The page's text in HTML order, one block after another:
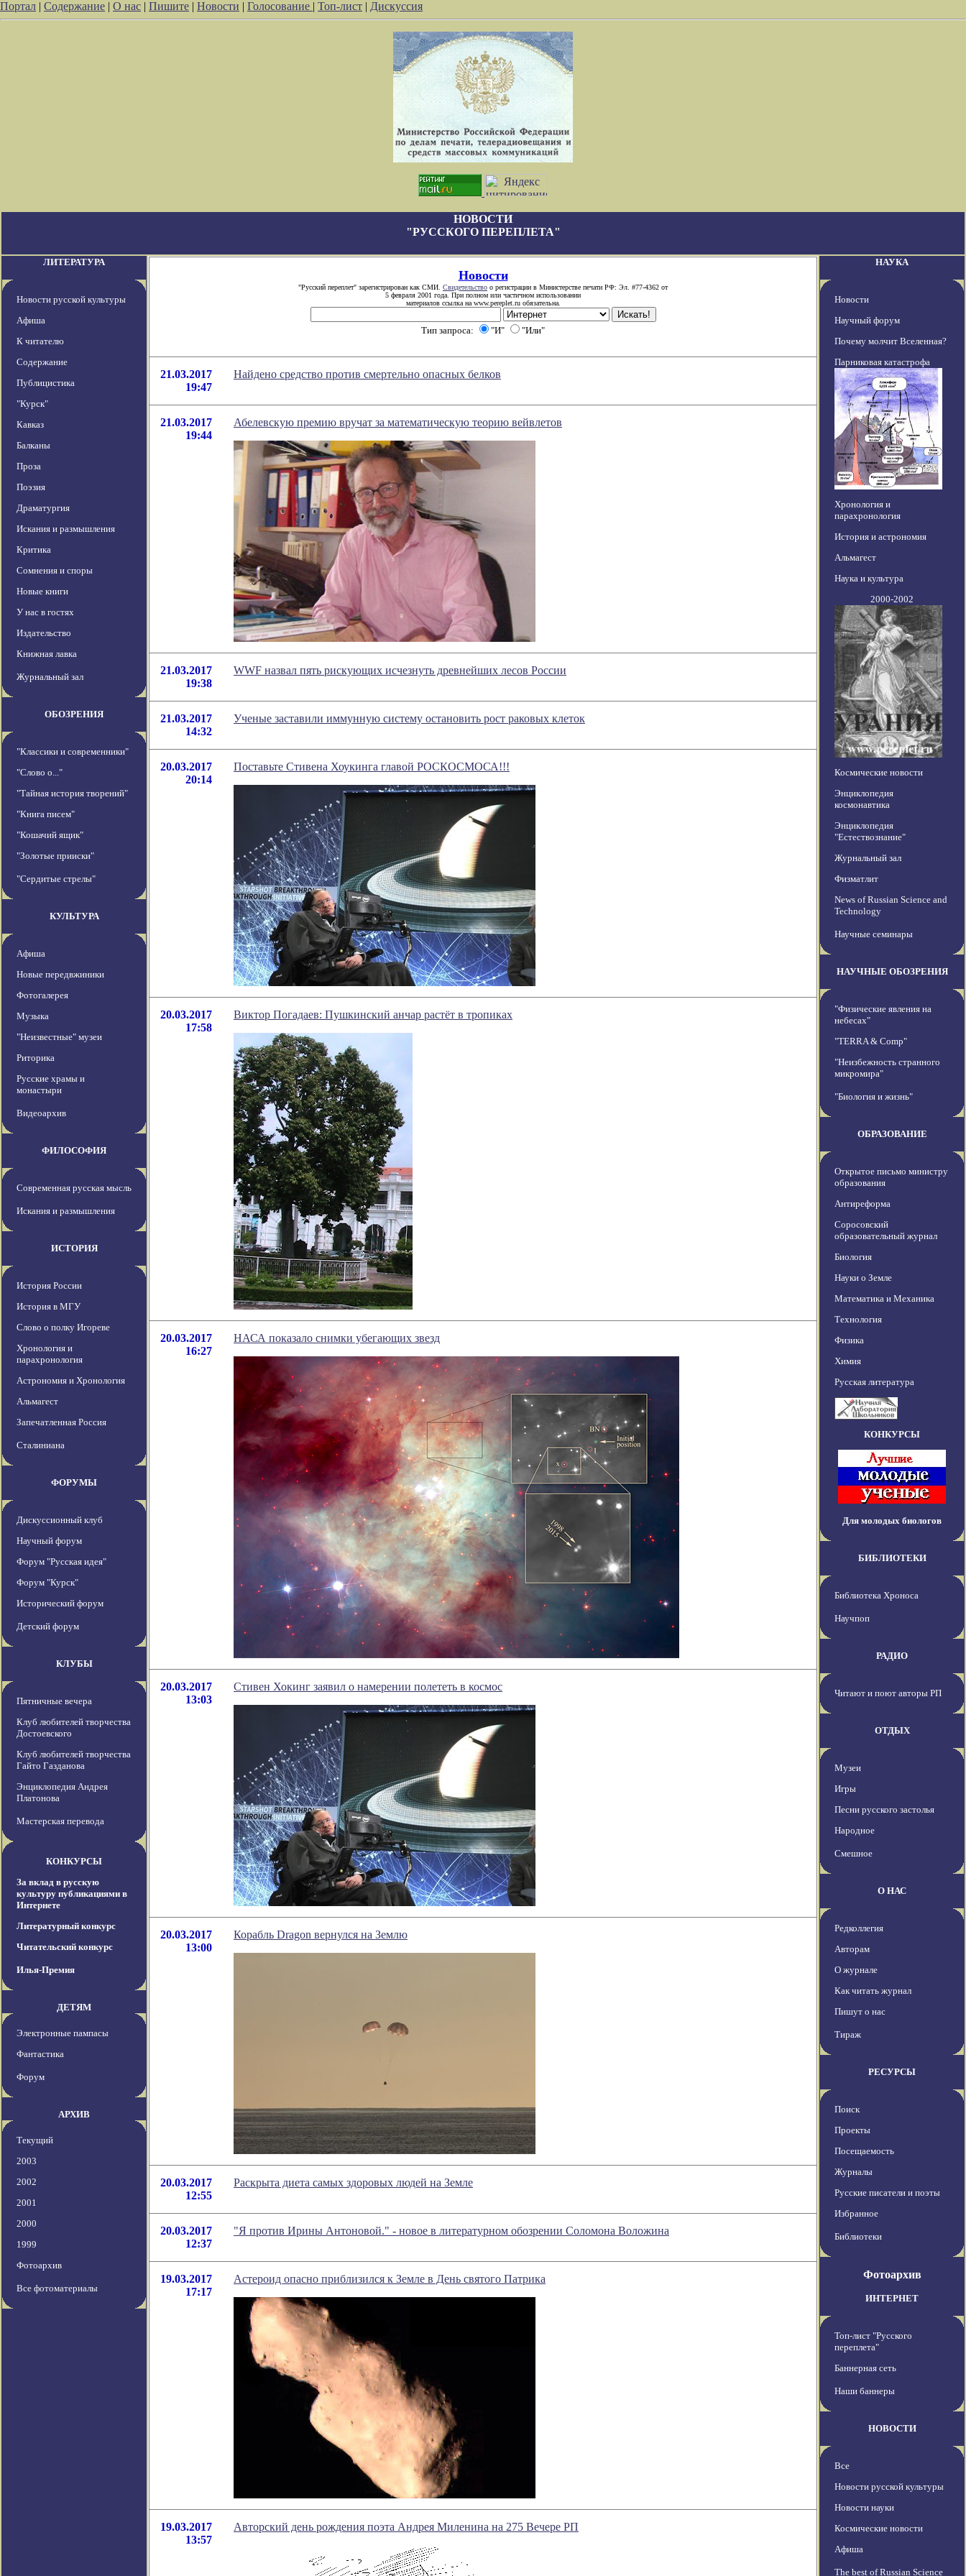
Портал | Содержание | О нас | Пишите | Новости | Голосование | Топ-лист | Дискуссия
НОВОСТИ
"РУССКОГО ПЕРЕПЛЕТА"
ЛИТЕРАТУРА
Новости русской культуры
Афиша
К читателю
Содержание
Публицистика
"Курск"
Кавказ
Балканы
Проза
Поэзия
Драматургия
Искания и размышления
Критика
Сомнения и споры
Новые книги
У нас в гостях
Издательство
Книжная лавка
Журнальный зал
ОБОЗРЕНИЯ
"Классики и современники"
"Слово о..."
"Тайная история творений"
"Книга писем"
"Кошачий ящик"
"Золотые прииски"
"Сердитые стрелы"
КУЛЬТУРА
Афиша
Новые передвжиники
Фотогалерея
Музыка
"Неизвестные" музеи
Риторика
Русские храмы и
монастыри
Видеоархив
ФИЛОСОФИЯ
Современная русская мысль
Искания и размышления
ИСТОРИЯ
История России
История в МГУ
Слово о полку Игореве
Хронология и
парахронология
Астрономия и Хронология
Альмагест
Запечатленная Россия
Сталиниана
ФОРУМЫ
Дискуссионный клуб
Научный форум
Форум "Русская идея"
Форум "Курск"
Исторический форум
Детский форум
КЛУБЫ
Пятничные вечера
Клуб любителей творчества
Достоевского
Клуб любителей творчества
Гайто Газданова
Энциклопедия Андрея
Платонова
Мастерская перевода
КОНКУРСЫ
За вклад в русскую
культуру публикациями в
Интернете
Литературный конкурс
Читательский конкурс
Илья-Премия
ДЕТЯМ
Электронные пампасы
Фантастика
Форум
АРХИВ
Текущий
2003
2002
2001
2000
1999
Фотоархив
Все фотоматериалы
Новости
"Русский переплет" зарегистрирован как СМИ. Свидетельство о регистрации в Министерстве печати РФ: Эл. #77-4362 от
5 февраля 2001 года. При полном или частичном использовании
материалов ссылка на www.pereplet.ru обязательна.
Тип запроса: "И" "Или"
21.03.2017
19:47
Найдено средство против смертельно опасных белков
21.03.2017
19:44
Абелевскую премию вручат за математическую теорию вейвлетов
21.03.2017
19:38
WWF назвал пять рискующих исчезнуть древнейших лесов России
21.03.2017
14:32
Ученые заставили иммунную систему остановить рост раковых клеток
20.03.2017
20:14
Поставьте Стивена Хоукинга главой РОСКОСМОСА!!!
20.03.2017
17:58
Виктор Погадаев: Пушкинский анчар растёт в тропиках
20.03.2017
16:27
НАСА показало снимки убегающих звезд
20.03.2017
13:03
Стивен Хокинг заявил о намерении полететь в космос
20.03.2017
13:00
Корабль Dragon вернулся на Землю
20.03.2017
12:55
Раскрыта диета самых здоровых людей на Земле
20.03.2017
12:37
"Я против Ирины Антоновой." - новое в литературном обозрении Соломона Воложина
19.03.2017
17:17
Астероид опасно приблизился к Земле в День святого Патрика
19.03.2017
13:57
Авторский день рождения поэта Андрея Миленина на 275 Вечере РП
НАУКА
Новости
Научный форум
Почему молчит Вселенная?
Парниковая катастрофа
Хронология и
парахронология
История и астрономия
Альмагест
Наука и культура
2000-2002
Космические новости
Энциклопедия
космонавтика
Энциклопедия
"Естествознание"
Журнальный зал
Физматлит
News of Russian Science and
Technology
Научные семинары
НАУЧНЫЕ ОБОЗРЕНИЯ
"Физические явления на
небесах"
"TERRA & Comp"
"Неизбежность странного
микромира"
"Биология и жизнь"
ОБРАЗОВАНИЕ
Открытое письмо министру
образования
Антиреформа
Соросовский
образовательный журнал
Биология
Науки о Земле
Математика и Механика
Технология
Физика
Химия
Русская литература
КОНКУРСЫ
Для молодых биологов
БИБЛИОТЕКИ
Библиотека Хроноса
Научпоп
РАДИО
Читают и поют авторы РП
ОТДЫХ
Музеи
Игры
Песни русского застолья
Народное
Смешное
О НАС
Редколлегия
Авторам
О журнале
Как читать журнал
Пишут о нас
Тираж
РЕСУРСЫ
Поиск
Проекты
Посещаемость
Журналы
Русские писатели и поэты
Избранное
Библиотеки
Фотоархив
ИНТЕРНЕТ
Топ-лист "Русского
переплета"
Баннерная сеть
Наши баннеры
НОВОСТИ
Все
Новости русской культуры
Новости науки
Космические новости
Афиша
The best of Russian Science